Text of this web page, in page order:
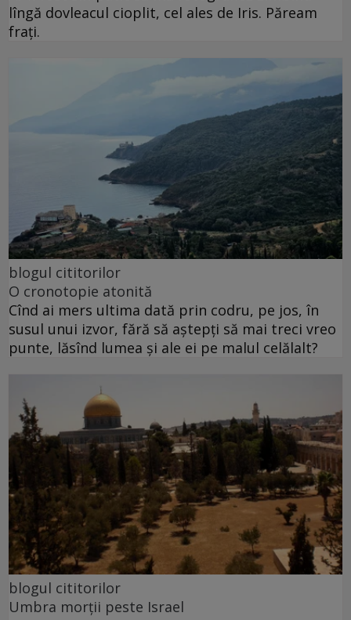
lîngă dovleacul cioplit, cel ales de Iris. Păream
frați.
blogul cititorilor
O cronotopie atonită
Cînd ai mers ultima dată prin codru, pe jos, în
susul unui izvor, fără să aștepți să mai treci vreo
punte, lăsînd lumea și ale ei pe malul celălalt?
blogul cititorilor
Umbra morții peste Israel